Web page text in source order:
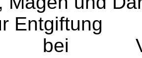
Entgiftung